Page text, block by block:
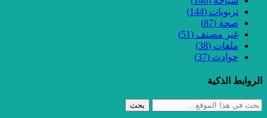
تربويات (144)
صحة (87)
غير مصنف (51)
ملفات (38)
حوادث (37)
الروابط الذكية
بحث